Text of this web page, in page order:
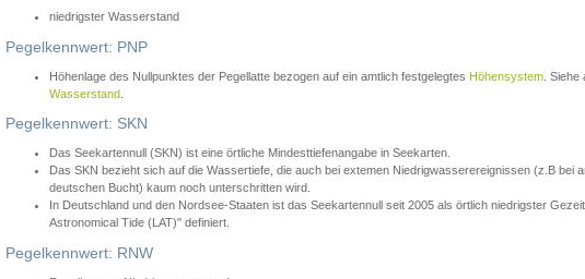
niedrigster Wasserstand
Pegelkennwert: PNP
Höhenlage des Nullpunktes der Pegellatte bezogen auf ein amtlich festgelegtes Höhensystem .
Wasserstand
Pegelkennwert: SKN
Das Seekartennull (SKN) ist eine örtliche Mindesttiefenangabe in Seekarten.
Das SKN bezieht sich auf die Wassertiefe, die auch bei extemen Niedrigwasserereignissen (z.B bei
deutschen Bucht) kaum noch unterschritten wird.
In Deutschland und den Nordsee-Staaten ist das Seekartennull seit 2005 als örtlich niedrigster
Astronomical Tide (LAT)" definiert.
Pegelkennwert: RNW